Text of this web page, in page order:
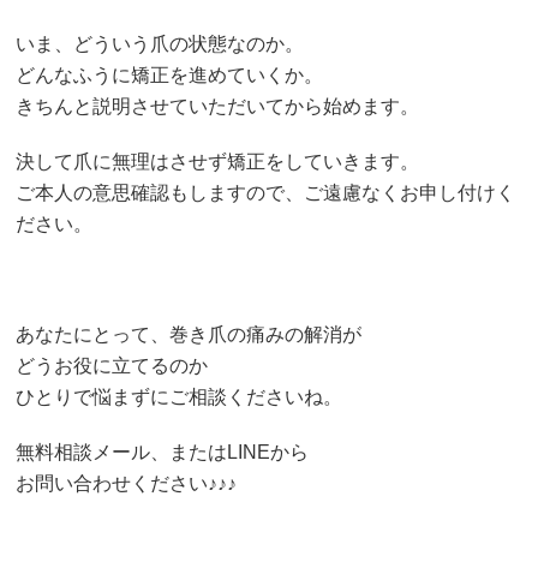
いま、どういう爪の状態なのか。
どんなふうに矯正を進めていくか。
きちんと説明させていただいてから始めます。
決して爪に無理はさせず矯正をしていきます。
ご本人の意思確認もしますので、ご遠慮なくお申し付けく
ださい。
あなたにとって、巻き爪の痛みの解消が
どうお役に立てるのか
ひとりで悩まずにご相談くださいね。
無料相談メール、またはLINEから
お問い合わせください♪♪♪